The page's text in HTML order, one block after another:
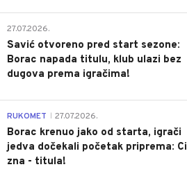
27.07.2026.
Savić otvoreno pred start sezone:
Borac napada titulu, klub ulazi bez
dugova prema igračima!
RUKOMET 27.07.2026.
Borac krenuo jako od starta, igrači
jedva dočekali početak priprema:
zna - titula!